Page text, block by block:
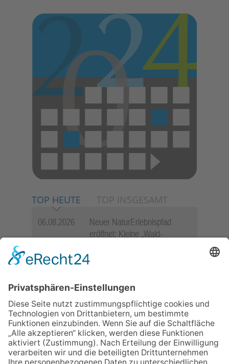
TOP HEUTE TOP INSGESAMT
06.08.2026
Neuer NaturErlebnispfad
eröffnet: Kleine „Wald-
die Zukunft der Stadt
Königstein
06.08.2026
„Rock auf der Burg“ lässt
Königstein beben
06.08.2026
„Freundschaft, das ist wie
Heimat“ – Lions-Präsident
Jürgen Rohrmann setzt auf